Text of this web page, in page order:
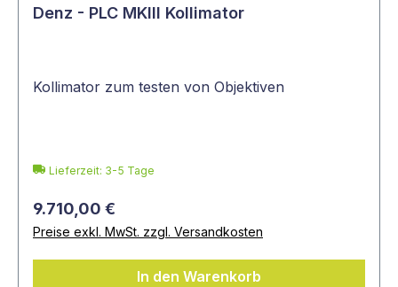
Denz - PLC MKIII Kollimator
Kollimator zum testen von Objektiven
Lieferzeit: 3-5 Tage
9.710,00 €
Preise exkl. MwSt. zzgl. Versandkosten
In den Warenkorb